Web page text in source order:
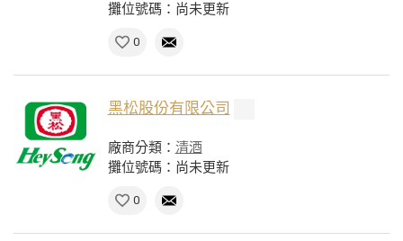
攤位號碼：尚未更新
0
黑松股份有限公司
廠商分類： 清酒
攤位號碼：尚未更新
0